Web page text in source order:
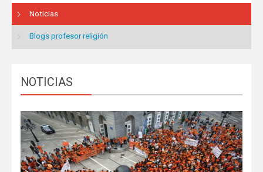
Noticias
Blogs profesor religión
NOTICIAS